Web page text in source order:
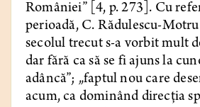
României” [4, p. 273]. Cu
perioadă, C. Rădulescu-
secolul trecut s-a vorbit mult
dar fără ca să se fi ajuns la
adâncă”; „faptul nou care
acum, ca dominând direcția